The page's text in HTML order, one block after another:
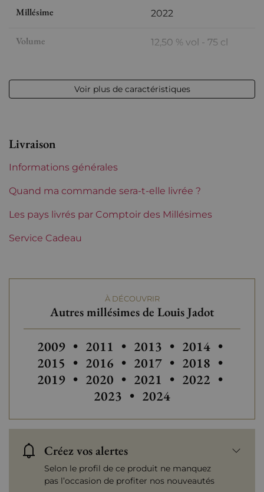
Millésime 2022
Volume 12,50 % vol - 75 cl
Niveau Parfait
Maturité À garder
Classification Bourgogne Premiers Crus
Domaines de Bourgogne
Voir plus de caractéristiques
Livraison
Informations générales
Quand ma commande sera-t-elle livrée ?
Les pays livrés par Comptoir des Millésimes
Service Cadeau
À DÉCOUVRIR
Autres millésimes de Louis Jadot
Autres millésimes de Louis Jadot
2009 • Autres millésimes de Louis Jadot
2011 • 2013 • 2014 •
2015 • 2016 • 2017 • 2018 •
2019 • 2020 • 2021 • 2022 •
2023 • 2024
Créez vos alertes
Selon le profil de ce produit ne manquez
pas l’occasion de profiter nos nouveautés